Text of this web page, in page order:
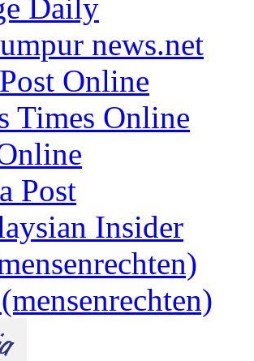
Daily
news.net
Online
Times Online
Post
Insider